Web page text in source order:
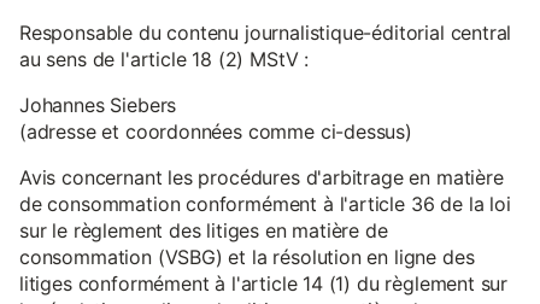
Responsable du contenu journalistique-éditorial central
au sens de l'article 18 (2) MStV :
Johannes Siebers
(adresse et coordonnées comme ci-dessus)
Avis concernant les procédures d'arbitrage en matière
de consommation conformément à l'article 36 de la loi
sur le règlement des litiges en matière de
consommation (VSBG) et la résolution en ligne des
litiges conformément à l'article 14 (1) du règlement sur